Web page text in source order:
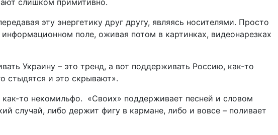
слишком примитивно.
эту энергетику друг другу, являясь носителями. Просто
поле, оживая потом в картинках, видеонарезках
Украину – это тренд, а вот поддерживать Россию, как-то
стыдятся и это скрывают».
то некомильфо. «Своих» поддерживает песней и словом
случай, либо держит фигу в кармане, либо и вовсе – поливает